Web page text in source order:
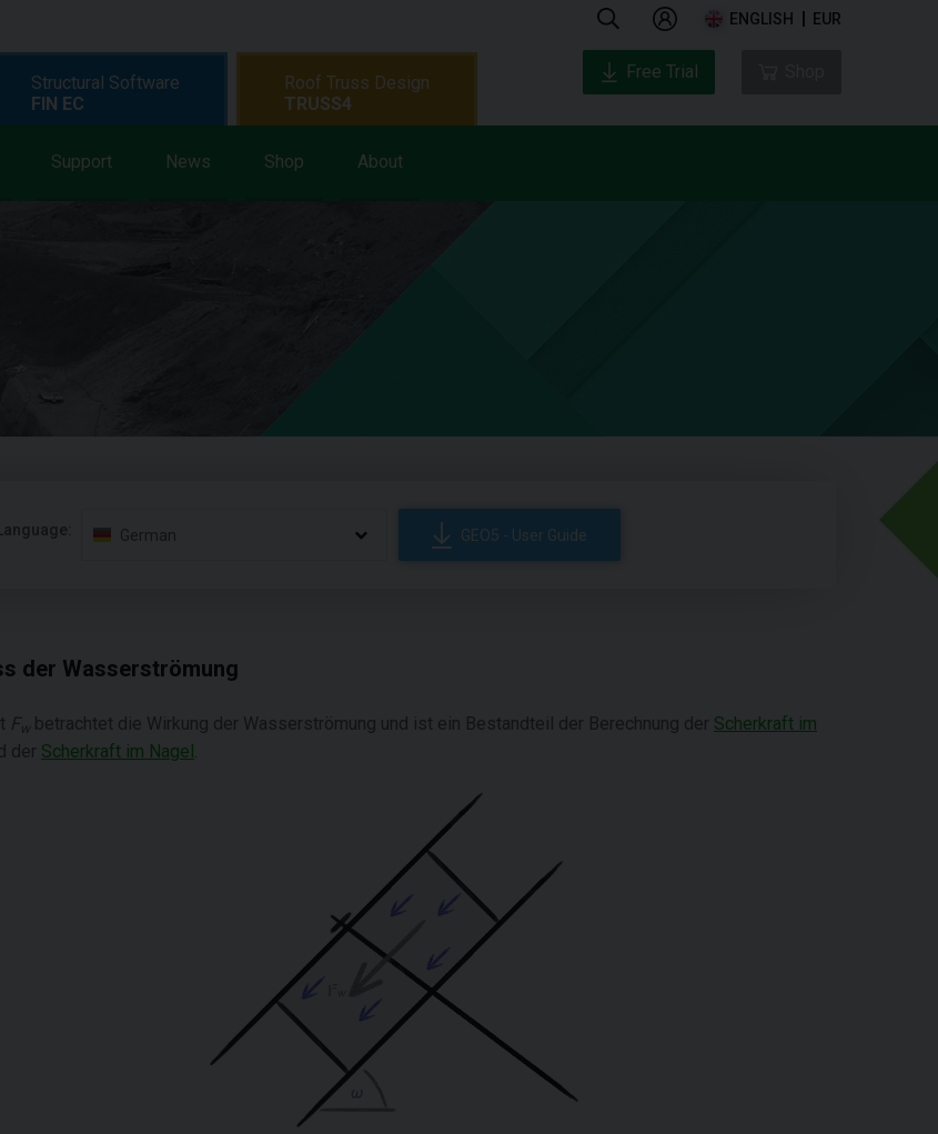
ENGLISH EUR
Support News Shop About
Structural Software
FIN EC
Roof Truss Design
TRUSS4
Free Trial
German GEO5 - User Guide
der Wasserströmung
F w betrachtet die Wirkung der Wasserströmung und ist ein Bestandteil der Berechnung der Scherkraft im
der Scherkraft im Nagel